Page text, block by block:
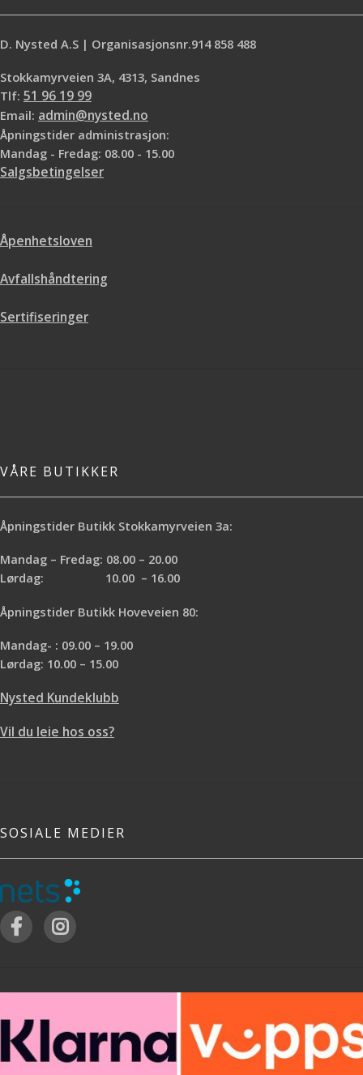
D. Nysted A.S | Organisasjonsnr.914 858 488
Stokkamyrveien 3A, 4313, Sandnes
Tlf: 51 96 19 99
Email: admin@nysted.no
Åpningstider administrasjon:
Mandag - Fredag: 08.00 - 15.00
Salgsbetingelser
Åpenhetsloven
Avfallshåndtering
Sertifiseringer
VÅRE BUTIKKER
Åpningstider Butikk Stokkamyrveien 3a:
Mandag – Fredag: 08.00 – 20.00
Lørdag: 10.00 – 16.00
Åpningstider Butikk Hoveveien 80:
Mandag- : 09.00 – 19.00
Lørdag: 10.00 – 15.00
Nysted Kundeklubb
Vil du leie hos oss?
SOSIALE MEDIER